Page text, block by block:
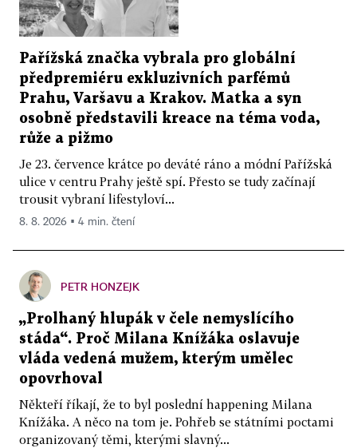
Pařížská značka vybrala pro globální
předpremiéru exkluzivních parfémů
Prahu, Varšavu a Krakov. Matka a syn
osobně představili kreace na téma voda,
růže a pižmo
Je 23. července krátce po deváté ráno a módní Pařížská
ulice v centru Prahy ještě spí. Přesto se tudy začínají
trousit vybraní lifestyloví...
8. 8. 2026 ▪ 4 min. čtení
PETR HONZEJK
„Prolhaný hlupák v čele nemyslícího
stáda“. Proč Milana Knížáka oslavuje
vláda vedená mužem, kterým umělec
opovrhoval
Někteří říkají, že to byl poslední happening Milana
Knížáka. A něco na tom je. Pohřeb se státními poctami
organizovaný těmi, kterými slavný...